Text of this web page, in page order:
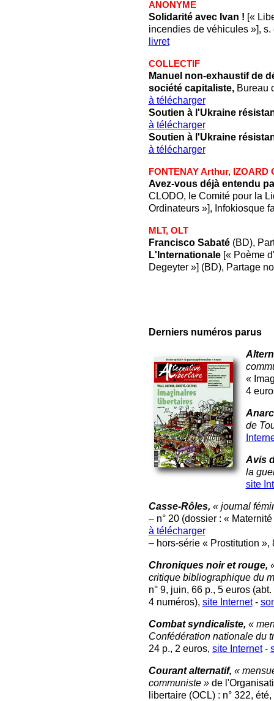
ANONYME
Solidarité avec Ivan ! [«
incendies de véhicules »],
livret
COLLECTIF
Manuel non-exhaustif de
société capitaliste,Bureau
à télécharger
Soutien à l'Ukraine
à télécharger
Soutien à l'Ukraine
à télécharger
FONTENAY Arthur, IZOARD
Avez-vous déjà entendu
CLODO, le Comité pour la
Ordinateurs »], Infokiosque
MLT, OLT
Francisco Sabaté(BD),
L'Internationale[« Poème
Degeyter »] (BD), Partage
Derniers numéros parus
«
4
de
Avis
la
site
Casse-Rôles, « journal
– n° 20 (dossier : «
à télécharger
– hors-série « Prostitution
Chroniques noir et rouge,
critique bibliographique du
n° 9, juin, 66 p., 5 euros
4 numéros), site Internet-
Combat syndicaliste, «
Confédération nationale du
24 p., 2 euros, site Internet-
Courant alternatif, «
communiste »de
libertaire (OCL) : n° 322,